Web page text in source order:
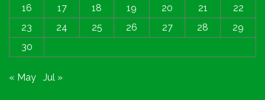
16
17 18 19 20 21
22
23
24 25 26 27 28
29
30
« May Jul »